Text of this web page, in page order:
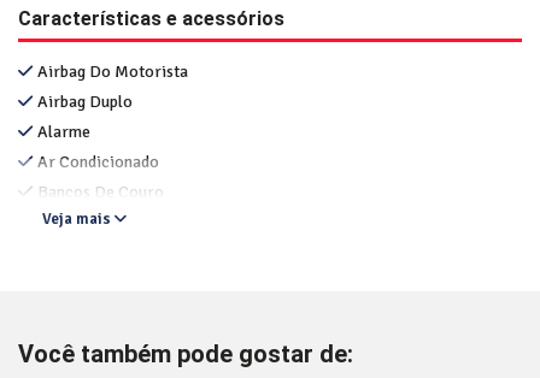
Características e acessórios
Airbag Do Motorista
Airbag Duplo
Alarme
Ar Condicionado
Bancos De Couro
Veja mais
Você também pode gostar de: